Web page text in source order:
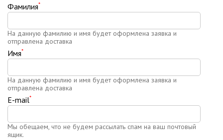
Фамилия*
На данную фамилию и имя будет оформлена заявка и
отправлена доставка
Имя*
На данную фамилию и имя будет оформлена заявка и
отправлена доставка
E-mail*
Мы обещаем, что не будем рассылать спам на ваш почтовый
ящик.